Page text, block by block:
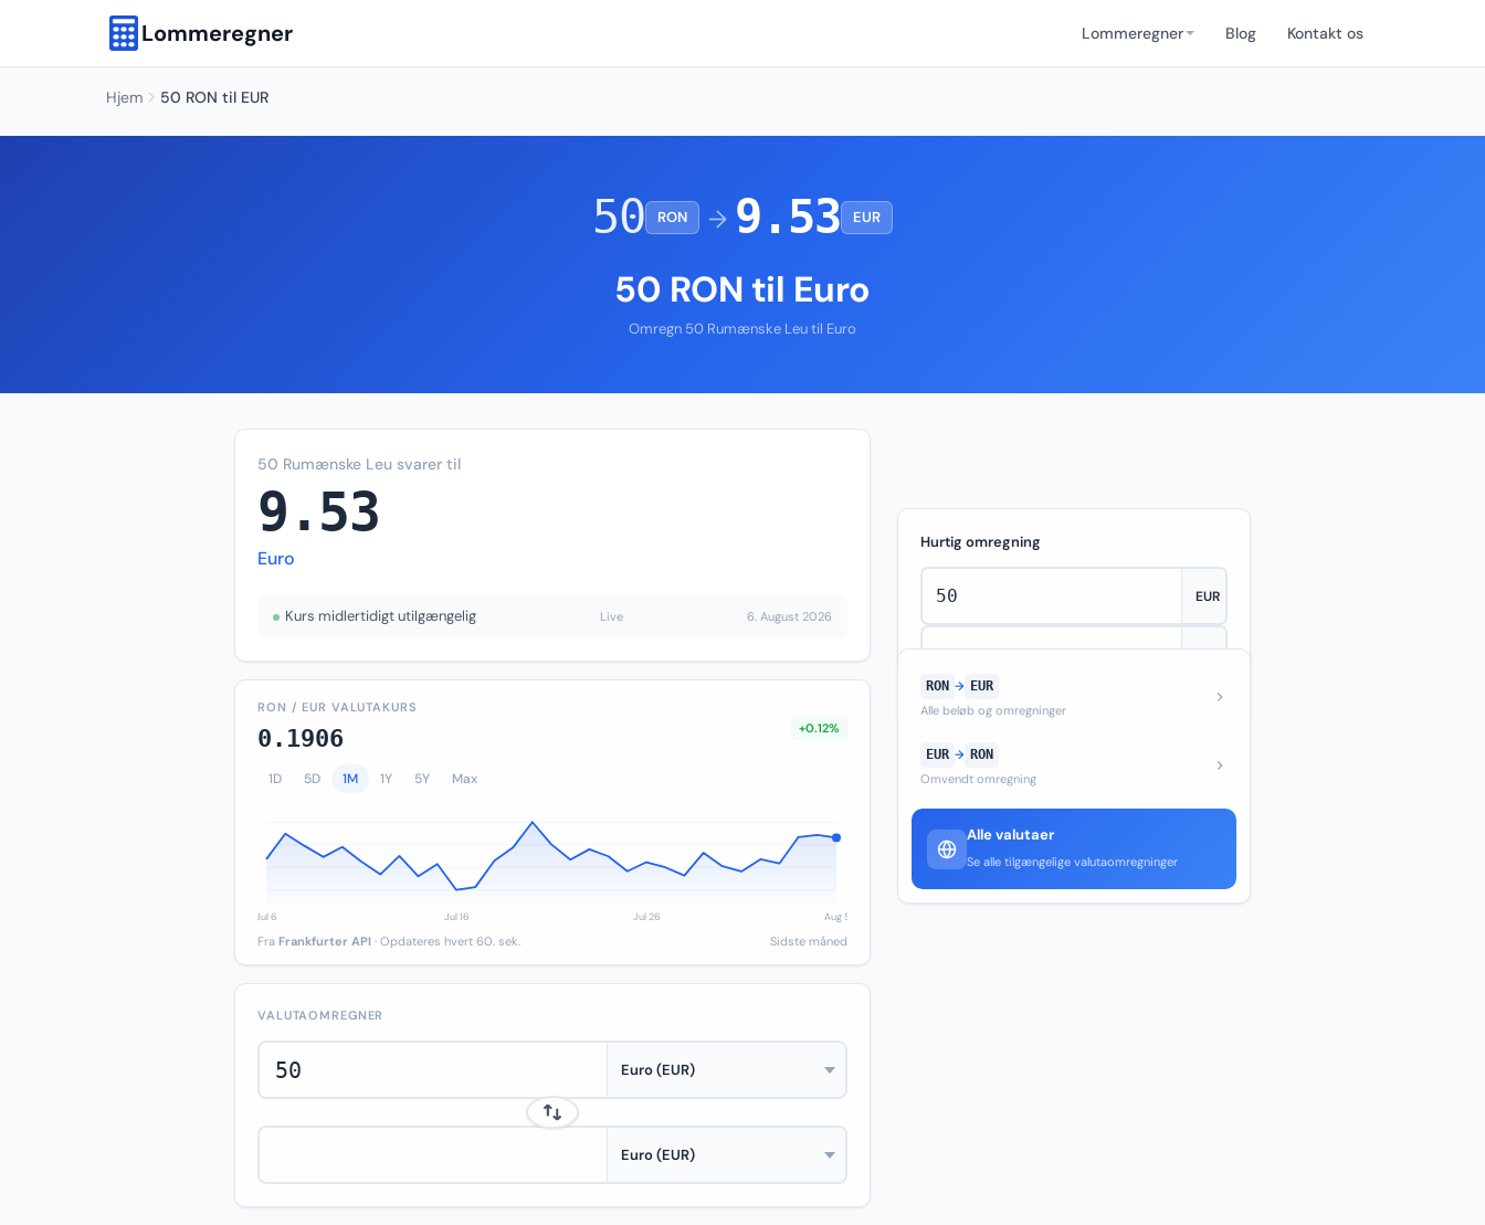
Lommeregner Lommeregner Blog Kontakt os
Hjem 50 RON til EUR
50 RON → 9.53 EUR
50 RON til Euro
Omregn 50 Rumænske Leu til Euro
50 Rumænske Leu svarer til
9.53
Euro
Kurs midlertidigt utilgængelig Live 6. August 2026
RON / EUR VALUTAKURS
0.1906 +0.12%
1D 5D 1M 1Y 5Y Max
Fra Frankfurter API · Opdateres hvert 60. sek. Sidste måned
VALUTAOMREGNER
Hurtig omregning
RON → EUR
Alle beløb og omregninger
EUR → RON
Omvendt omregning
Alle valutaer
Se alle tilgængelige valutaomregninger